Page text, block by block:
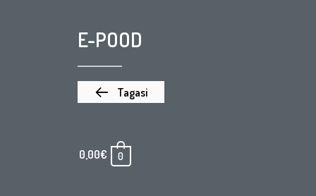
E-POOD
Tagasi
0,00€ 0